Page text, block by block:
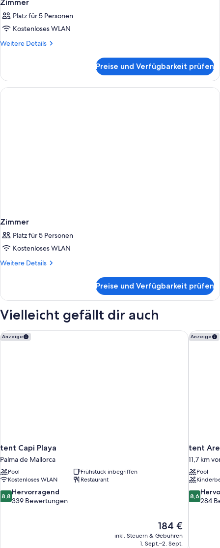
Zimmer
Platz für 5 Personen
Kostenloses WLAN
Weitere Details
Weitere
Preise und Verfügbarkeit prüfen
Zimmer
Platz für 5 Personen
Kostenloses WLAN
Weitere Details
Weitere
Preise und Verfügbarkeit prüfen
Vielleicht gefällt dir auch
Anzeige
tent Capi Playa
Palma de Mallorca
Pool
Frühstück inbegriffen
Kostenloses WLAN
Restaurant
8.8
von
8,8 Hervorragend
339 Bewertungen
Der
Preis
beträgt
184 €
inkl. Steuern & Gebühren
1. Sept.–2. Sept.
tent Capi Playa Anzeige
tent
11,7 km
Pool
8.6
von
8,6
284
tent